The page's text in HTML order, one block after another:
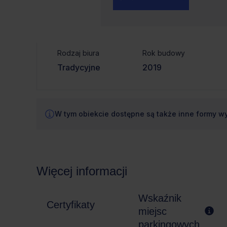
Rodzaj biura
Tradycyjne
Rok budowy
2019
W tym obiekcie dostępne są także inne formy
Więcej informacji
Certyfikaty
Wskaźnik
miejsc
parkingowych